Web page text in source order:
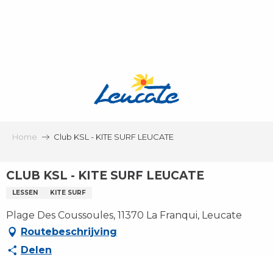
Home Club KSL - KITE SURF LEUCATE
CLUB KSL - KITE SURF LEUCATE
LESSEN KITE SURF
Plage Des Coussoules, 11370 La Franqui, Leucate
Routebeschrijving
Delen